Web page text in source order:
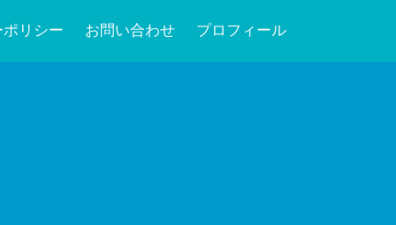
リシー お問い合わせ プロフィール